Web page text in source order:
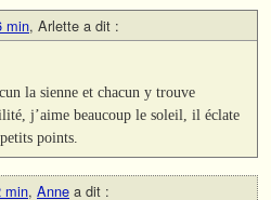
min, Arlette a dit :
la sienne et chacun y trouve
j’aime beaucoup le soleil, il éclate
points.
min, Anne a dit :